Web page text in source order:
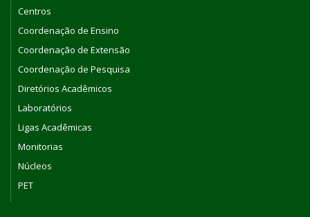
Centros
Coordenação de Ensino
Coordenação de Extensão
Coordenação de Pesquisa
Diretórios Acadêmicos
Laboratórios
Ligas Acadêmicas
Monitorias
Núcleos
PET